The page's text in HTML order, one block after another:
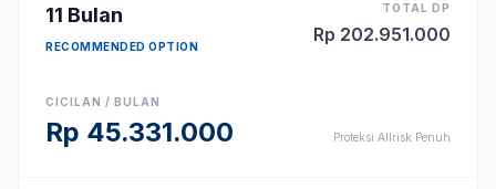
11 Bulan
RECOMMENDED OPTION
TOTAL DP
Rp 202.951.000
CICILAN / BULAN
Rp 45.331.000 Proteksi Allrisk Penuh